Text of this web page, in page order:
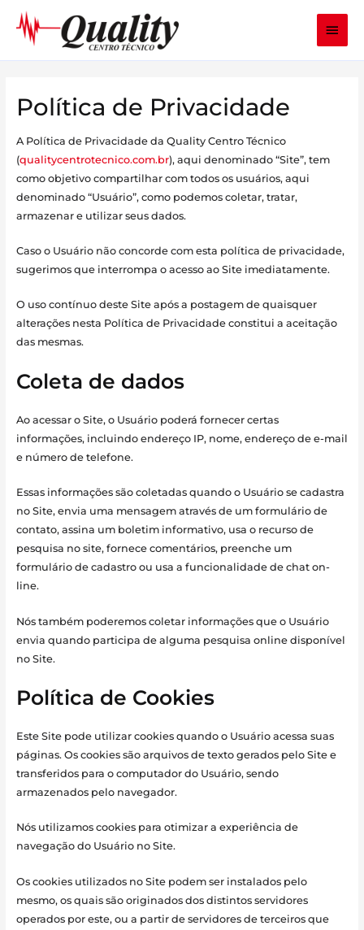
para
Política de Privacidade
A Política de Privacidade da Quality Centro Técnico
(qualitycentrotecnico.com.br), aqui denominado “Site”, tem
como objetivo compartilhar com todos os usuários, aqui
denominado “Usuário”, como podemos coletar, tratar,
armazenar e utilizar seus dados.
Caso o Usuário não concorde com esta política de privacidade,
sugerimos que interrompa o acesso ao Site imediatamente.
O uso contínuo deste Site após a postagem de quaisquer
alterações nesta Política de Privacidade constitui a aceitação
das mesmas.
Coleta de dados
Ao acessar o Site, o Usuário poderá fornecer certas
informações, incluindo endereço IP, nome, endereço de e-mail
e número de telefone.
Essas informações são coletadas quando o Usuário se cadastra
no Site, envia uma mensagem através de um formulário de
contato, assina um boletim informativo, usa o recurso de
pesquisa no site, fornece comentários, preenche um
formulário de cadastro ou usa a funcionalidade de chat on-
line.
Nós também poderemos coletar informações que o Usuário
envia quando participa de alguma pesquisa online disponível
no Site.
Política de Cookies
Este Site pode utilizar cookies quando o Usuário acessa suas
páginas. Os cookies são arquivos de texto gerados pelo Site e
transferidos para o computador do Usuário, sendo
armazenados pelo navegador.
Nós utilizamos cookies para otimizar a experiência de
navegação do Usuário no Site.
Os cookies utilizados no Site podem ser instalados pelo
mesmo, os quais são originados dos distintos servidores
operados por este, ou a partir de servidores de terceiros que